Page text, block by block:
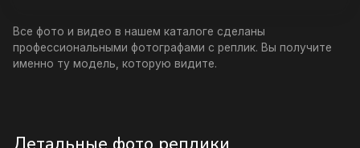
Все фото и видео в нашем каталоге сделаны
профессиональными фотографами с реплик. Вы получите
именно ту модель, которую видите.